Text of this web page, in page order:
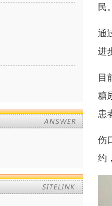
民
通
进
目
糖
患
伤
约